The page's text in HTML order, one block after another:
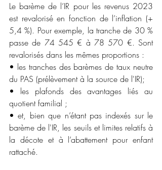
Le barème de l’IR pour les revenus 2023
est revalorisé en fonction de l’inflation (+
5,4 %). Pour exemple, la tranche de 30 %
passe de 74 545 € à 78 570 €. Sont
revalorisés dans les mêmes proportions :
• les tranches des barèmes de taux neutre
du PAS (prélèvement à la source de l'IR);
• les plafonds des avantages liés au
quotient familial ;
• et, bien que n’étant pas indexés sur le
barème de l'IR, les seuils et limites relatifs à
la décote et à l’abattement pour enfant
rattaché.